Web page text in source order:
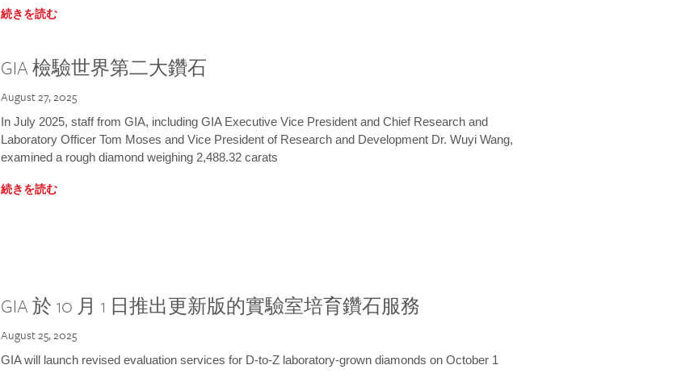
続きを読む
GIA 檢驗世界第二大鑽石
August 27, 2025
In July 2025, staff from GIA, including GIA Executive Vice President and Chief Research and
Laboratory Officer Tom Moses and Vice President of Research and Development Dr. Wuyi Wang,
examined a rough diamond weighing 2,488.32 carats
続きを読む
GIA 於 10 月 1 日推出更新版的實驗室培育鑽石服務
August 25, 2025
GIA will launch revised evaluation services for D-to-Z laboratory-grown diamonds on October 1